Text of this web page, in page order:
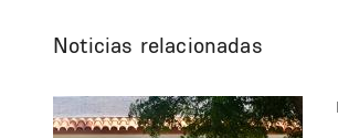
Noticias relacionadas